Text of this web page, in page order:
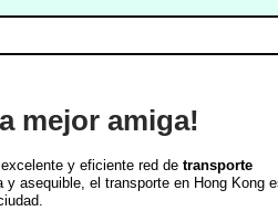
mejor amiga!
y eficiente red de transporte
asequible, el transporte en Hong Kong